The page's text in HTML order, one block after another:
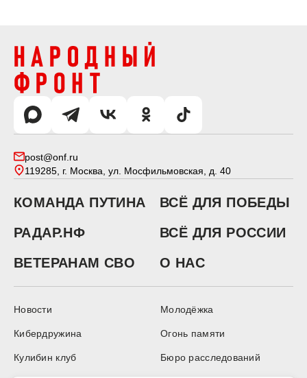
post@onf.ru
119285, г. Москва, ул. Мосфильмовская, д. 40
КОМАНДА ПУТИНА
ВСЁ ДЛЯ ПОБЕДЫ
РАДАР.НФ
ВСЁ ДЛЯ РОССИИ
ВЕТЕРАНАМ СВО
О НАС
Новости Молодёжка
Кибердружина Огонь памяти
Кулибин клуб Бюро расследований